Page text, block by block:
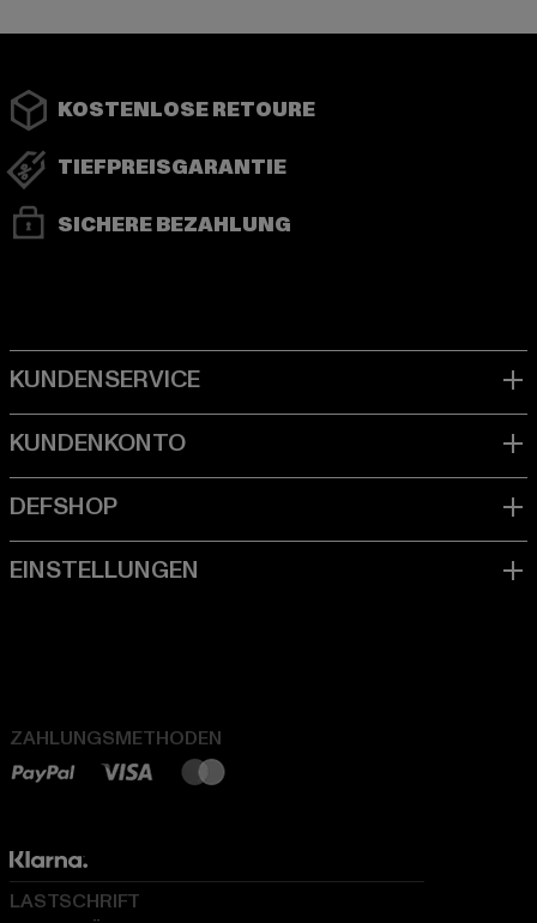
KOSTENLOSE RETOURE
TIEFPREISGARANTIE
SICHERE BEZAHLUNG
ZAHLUNGSMETHODEN
LASTSCHRIFT